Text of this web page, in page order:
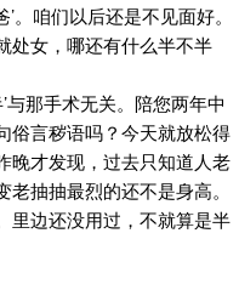
。咱们以后还是不见面好。
处女，哪还有什么半不半
与那手术无关。陪您两年中
俗言秽语吗？今天就放松得
晚才发现，过去只知道人老
抽抽最烈的还不是身高。
里边还没用过，不就算是半